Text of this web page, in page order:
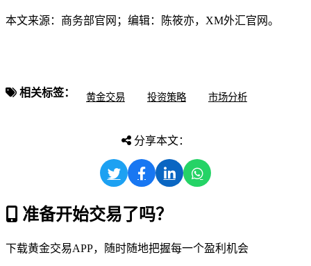
本文来源：商务部官网；编辑：陈筱亦，XM外汇官网。
相关标签： 黄金交易 投资策略 市场分析
分享本文：
准备开始交易了吗？
下载黄金交易APP，随时随地把握每一个盈利机会